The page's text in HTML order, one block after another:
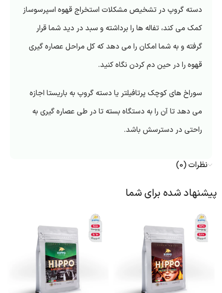
دسته گروپ در تشخیص مشکلات استخراج قهوه اسپرسوساز
کمک می کند، تفاله ها را برداشته و سبد در دید شما قرار
گرفته و به شما امکان را می دهد که کل مراحل عصاره گیری
قهوه را در حین دم کردن نگاه کنید.
سوراخ های کوچک پرتافیلتر یا دسته گروپ به باریستا اجازه
می دهد تا آن را به دستگاه بسته تا در طی عصاره گیری به
راحتی در دسترسش باشد.
نظرات (0)
پیشنهاد شده برای شما